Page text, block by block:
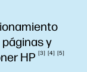
y
HP 3 4 5